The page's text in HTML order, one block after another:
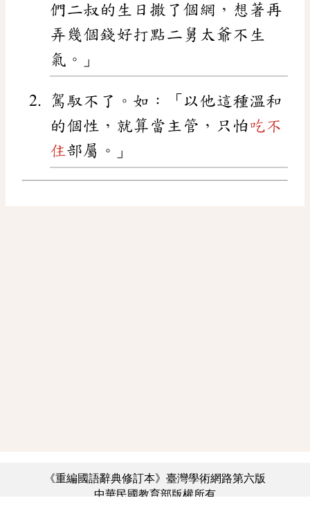
們二叔的生日撒了個網，想著再
弄幾個錢好打點二舅太爺不生
氣。」
駕馭不了。如：「以他這種溫和
的個性，就算當主管，只怕吃不
住部屬。」
《重編國語辭典修訂本》臺灣學術網路第六版
中華民國教育部版權所有